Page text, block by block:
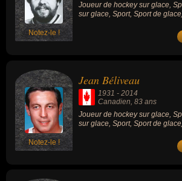
Notez-le !
Joueur de hockey sur glace,
sur glace, Sport, Sport de
Notez-le !
Jean Béliveau
1931 - 2014
Canadien , 83 ans
Joueur de hockey sur glace,
sur glace, Sport, Sport de